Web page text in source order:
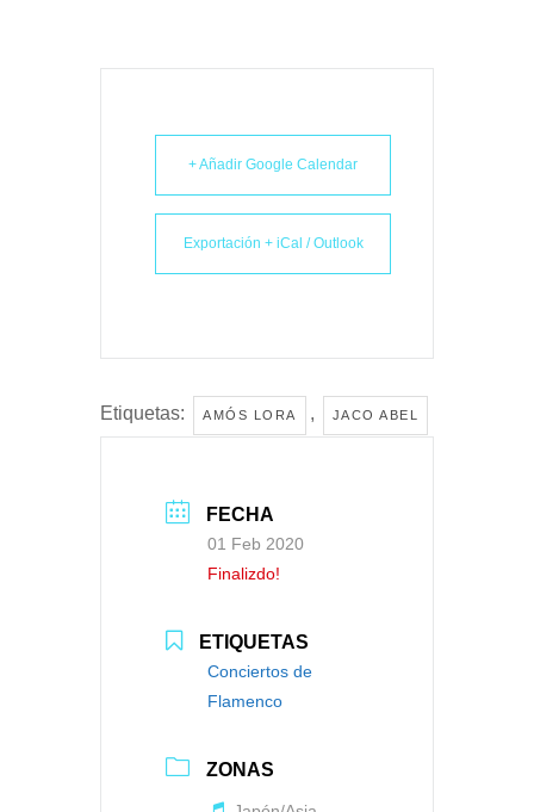
+ Añadir Google Calendar
Exportación + iCal / Outlook
Etiquetas: AMÓS LORA , JACO ABEL
FECHA
01 Feb 2020
Finalizdo!
ETIQUETAS
Conciertos de
Flamenco
ZONAS